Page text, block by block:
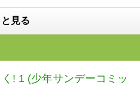
と見る
! 1 (少年サンデーコミッ